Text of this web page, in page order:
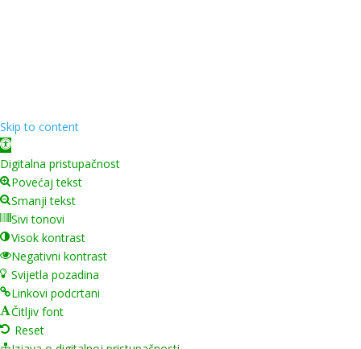
Skip to content
Open toolbar
Digitalna pristupačnost
Povećaj tekst
Smanji tekst
Sivi tonovi
Visok kontrast
Negativni kontrast
Svijetla pozadina
Linkovi podcrtani
Čitljiv font
Reset